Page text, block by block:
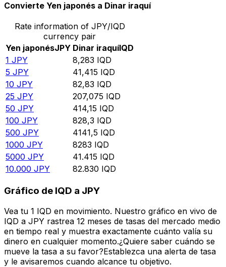
Convierte Yen japonés a Dinar iraquí
Rate information of JPY/IQD
currency pair
Yen japonésJPY Dinar iraquíIQD
1 JPY 8,283 IQD
5 JPY 41,415 IQD
10 JPY 82,83 IQD
25 JPY 207,075 IQD
50 JPY 414,15 IQD
100 JPY 828,3 IQD
500 JPY 4141,5 IQD
1000 JPY 8283 IQD
5000 JPY 41.415 IQD
10.000 JPY 82.830 IQD
Gráfico de IQD a JPY
Vea tu 1 IQD en movimiento. Nuestro gráfico en vivo de
IQD a JPY rastrea 12 meses de tasas del mercado medio
en tiempo real y muestra exactamente cuánto valía su
dinero en cualquier momento.¿Quiere saber cuándo se
mueve la tasa a su favor?Establezca una alerta de tasa
y le avisaremos cuando alcance tu objetivo.